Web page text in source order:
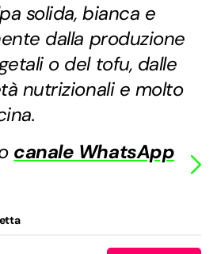
solida, bianca e
dalla produzione
o del tofu, dalle
nutrizionali e molto
canale WhatsApp